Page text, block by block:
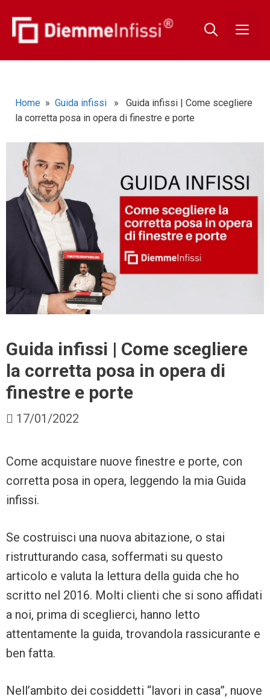
Home » Guida infissi » Guida infissi | Come scegliere
la corretta posa in opera di finestre e porte
Guida infissi | Come scegliere
la corretta posa in opera di
finestre e porte
17/01/2022
Come acquistare nuove finestre e porte, con
corretta posa in opera, leggendo la mia Guida
infissi.
Se costruisci una nuova abitazione, o stai
ristrutturando casa, soffermati su questo
articolo e valuta la lettura della guida che ho
scritto nel 2016. Molti clienti che si sono affidati
a noi, prima di sceglierci, hanno letto
attentamente la guida, trovandola rassicurante e
ben fatta.
Nell’ambito dei cosiddetti “lavori in casa”, nuove